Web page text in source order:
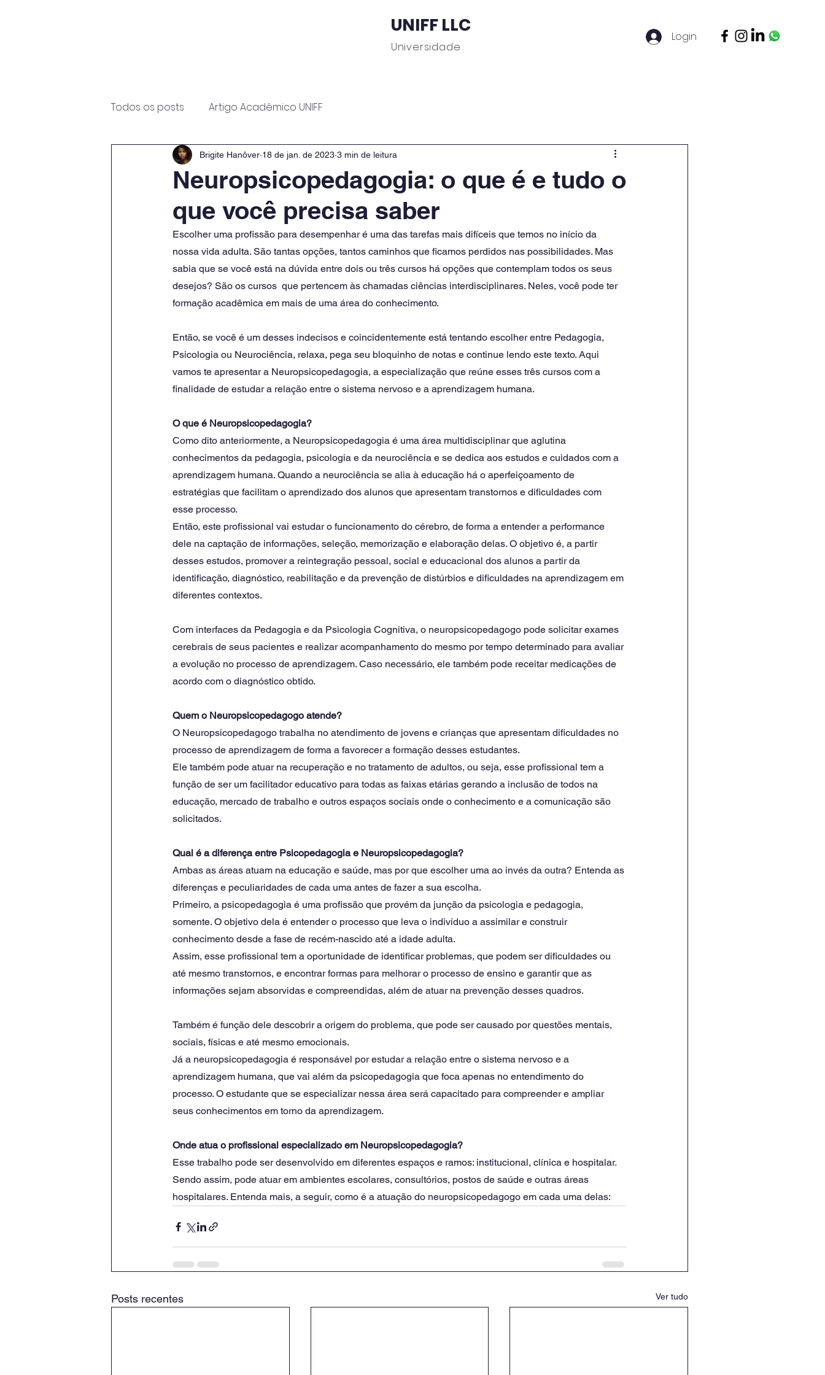
UNIFF LLC
Universidade
Login
Todos os posts Artigo Acadêmico UNIFF
Neuropsicopedagogia: o que é e tudo o
que você precisa saber
Brigite Hanôver 18 de jan. de 2023 3 min de leitura
Escolher uma profissão para desempenhar é uma das tarefas mais difíceis que temos no início da
nossa vida adulta. São tantas opções, tantos caminhos que ficamos perdidos nas possibilidades. Mas
sabia que se você está na dúvida entre dois ou três cursos há opções que contemplam todos os seus
desejos? São os cursos  que pertencem às chamadas ciências interdisciplinares. Neles, você pode ter
formação acadêmica em mais de uma área do conhecimento.
Então, se você é um desses indecisos e coincidentemente está tentando escolher entre Pedagogia,
Psicologia ou Neurociência, relaxa, pega seu bloquinho de notas e continue lendo este texto. Aqui
vamos te apresentar a Neuropsicopedagogia, a especialização que reúne esses três cursos com a
finalidade de estudar a relação entre o sistema nervoso e a aprendizagem humana.
O que é Neuropsicopedagogia?
Como dito anteriormente, a Neuropsicopedagogia é uma área multidisciplinar que aglutina
conhecimentos da pedagogia, psicologia e da neurociência e se dedica aos estudos e cuidados com a
aprendizagem humana. Quando a neurociência se alia à educação há o aperfeiçoamento de
estratégias que facilitam o aprendizado dos alunos que apresentam transtornos e dificuldades com
esse processo.
Então, este profissional vai estudar o funcionamento do cérebro, de forma a entender a performance
dele na captação de informações, seleção, memorização e elaboração delas. O objetivo é, a partir
desses estudos, promover a reintegração pessoal, social e educacional dos alunos a partir da
identificação, diagnóstico, reabilitação e da prevenção de distúrbios e dificuldades na aprendizagem em
diferentes contextos.
Com interfaces da Pedagogia e da Psicologia Cognitiva, o neuropsicopedagogo pode solicitar exames
cerebrais de seus pacientes e realizar acompanhamento do mesmo por tempo determinado para avaliar
a evolução no processo de aprendizagem. Caso necessário, ele também pode receitar medicações de
acordo com o diagnóstico obtido.
Quem o Neuropsicopedagogo atende?
O Neuropsicopedagogo trabalha no atendimento de jovens e crianças que apresentam dificuldades no
processo de aprendizagem de forma a favorecer a formação desses estudantes.
Ele também pode atuar na recuperação e no tratamento de adultos, ou seja, esse profissional tem a
função de ser um facilitador educativo para todas as faixas etárias gerando a inclusão de todos na
educação, mercado de trabalho e outros espaços sociais onde o conhecimento e a comunicação são
solicitados.
Qual é a diferença entre Psicopedagogia e Neuropsicopedagogia?
Ambas as áreas atuam na educação e saúde, mas por que escolher uma ao invés da outra? Entenda as
diferenças e peculiaridades de cada uma antes de fazer a sua escolha.
Primeiro, a psicopedagogia é uma profissão que provém da junção da psicologia e pedagogia,
somente. O objetivo dela é entender o processo que leva o indivíduo a assimilar e construir
conhecimento desde a fase de recém-nascido até a idade adulta.
Assim, esse profissional tem a oportunidade de identificar problemas, que podem ser dificuldades ou
até mesmo transtornos, e encontrar formas para melhorar o processo de ensino e garantir que as
informações sejam absorvidas e compreendidas, além de atuar na prevenção desses quadros.
Também é função dele descobrir a origem do problema, que pode ser causado por questões mentais,
sociais, físicas e até mesmo emocionais.
Já a neuropsicopedagogia é responsável por estudar a relação entre o sistema nervoso e a
aprendizagem humana, que vai além da psicopedagogia que foca apenas no entendimento do
processo. O estudante que se especializar nessa área será capacitado para compreender e ampliar
seus conhecimentos em torno da aprendizagem.
Onde atua o profissional especializado em Neuropsicopedagogia?
Esse trabalho pode ser desenvolvido em diferentes espaços e ramos: institucional, clínica e hospitalar.
Sendo assim, pode atuar em ambientes escolares, consultórios, postos de saúde e outras áreas
hospitalares. Entenda mais, a seguir, como é a atuação do neuropsicopedagogo em cada uma delas:
Posts recentes Ver tudo